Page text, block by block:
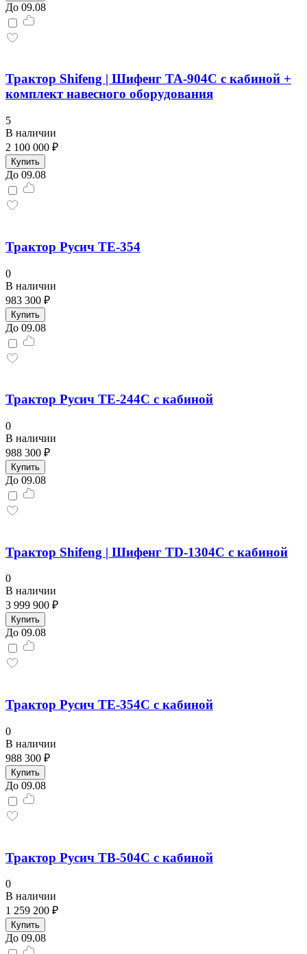
До 09.08
Трактор Shifeng | Шифенг TA-904C с кабиной +
комплект навесного оборудования
5
В наличии
2 100 000 ₽
Купить
До 09.08
Трактор Русич ТE-354
0
В наличии
983 300 ₽
Купить
До 09.08
Трактор Русич ТE-244C с кабиной
0
В наличии
988 300 ₽
Купить
До 09.08
Трактор Shifeng | Шифенг TD-1304C с кабиной
0
В наличии
3 999 900 ₽
Купить
До 09.08
Трактор Русич ТE-354C с кабиной
0
В наличии
988 300 ₽
Купить
До 09.08
Трактор Русич TB-504С с кабиной
0
В наличии
1 259 200 ₽
Купить
До 09.08